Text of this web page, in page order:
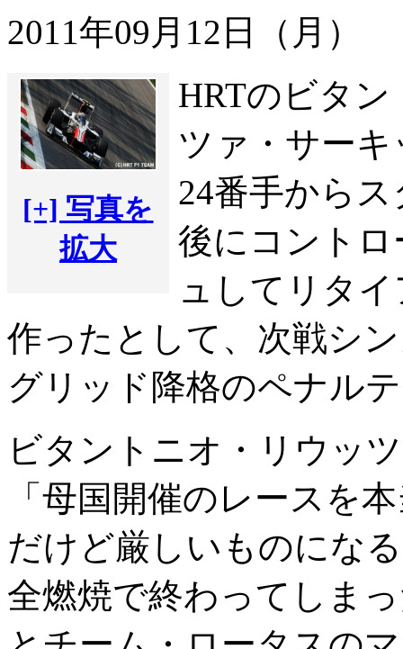
2011年09月12日（月）
[+] 写真を
拡大
HRTのビタ
ツァ・サー
24番手から
後にコント
ュしてリタ
作ったとして、次戦シ
グリッド降格のペナル
ビタントニオ・リウッ
「母国開催のレースを
だけど厳しいものにな
全燃焼で終わってしま